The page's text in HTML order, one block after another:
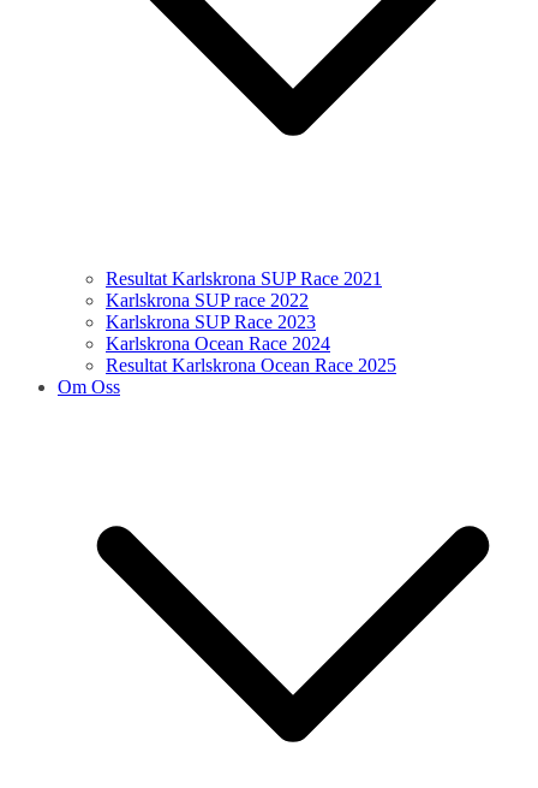
Resultat Karlskrona SUP Race 2021
Karlskrona SUP race 2022
Karlskrona SUP Race 2023
Karlskrona Ocean Race 2024
Resultat Karlskrona Ocean Race 2025
Om Oss